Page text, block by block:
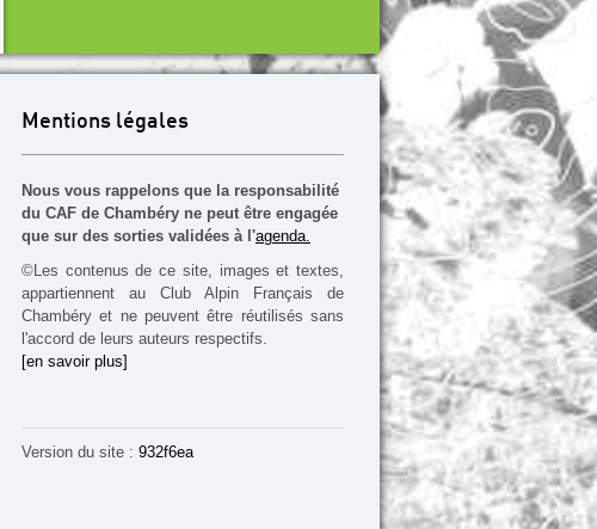
Mentions légales
Nous vous rappelons que la responsabilité
du CAF de Chambéry ne peut être engagée
que sur des sorties validées à l'agenda.
©Les contenus de ce site, images et textes,
appartiennent au Club Alpin Français de
Chambéry et ne peuvent être réutilisés sans
l'accord de leurs auteurs respectifs.
[en savoir plus]
Version du site : 932f6ea